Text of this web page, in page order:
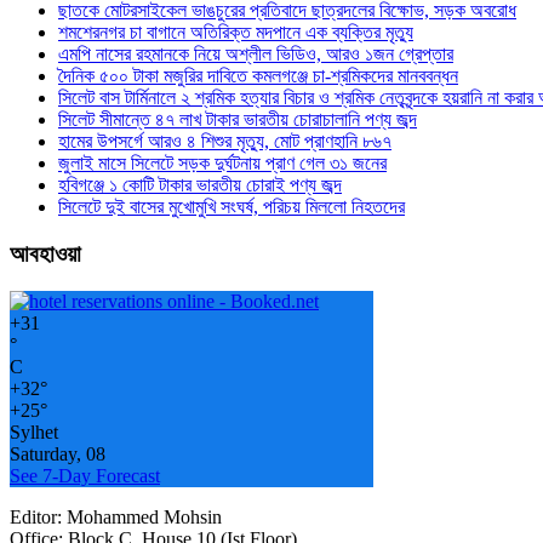
ছাতকে মোটরসাইকেল ভাঙচুরের প্রতিবাদে ছাত্রদলের বিক্ষোভ, সড়ক অবরোধ
শমশেরনগর চা বাগানে অতিরিক্ত মদপানে এক ব্যক্তির মৃত্যু
এমপি নাসের রহমানকে নিয়ে অশ্লীল ভিডিও, আরও ১জন গ্রেপ্তার
দৈনিক ৫০০ টাকা মজুরির দাবিতে কমলগঞ্জে চা-শ্রমিকদের মানববন্ধন
সিলেট বাস টার্মিনালে ২ শ্রমিক হত্যার বিচার ও শ্রমিক নেতৃবৃন্দকে হয়রানি না
সিলেট সীমান্তে ৪৭ লাখ টাকার ভারতীয় চোরাচালানি পণ্য জব্দ
হামের উপসর্গে আরও ৪ শিশুর মৃত্যু, মোট প্রাণহানি ৮৬৭
জুলাই মাসে সিলেটে সড়ক দুর্ঘটনায় প্রাণ গেল ৩১ জনের
হবিগঞ্জে ১ কোটি টাকার ভারতীয় চোরাই পণ্য জব্দ
সিলেটে দুই বাসের মুখোমুখি সংঘর্ষ, পরিচয় মিললো নিহতদের
আবহাওয়া
+31
°
C
+32°
+25°
Sylhet
Saturday, 08
See 7-Day Forecast
Editor: Mohammed Mohsin
Office: Block C, House 10 (Ist Floor)